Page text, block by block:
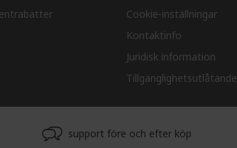
Cookie-inställningar
Kontaktinfo
Juridisk information
Tillgänglighetsutlåtande
support före och efter köp